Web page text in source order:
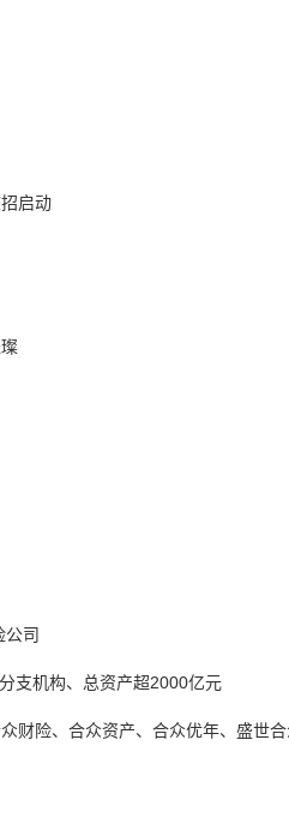
启动
公司
支机构、总资产超2000亿元
财险、合众资产、合众优年、盛世